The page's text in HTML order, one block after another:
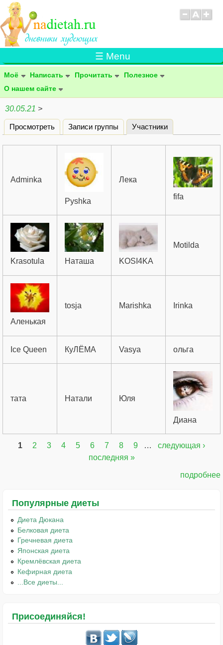
☰ Menu
Моё Написать Прочитать
Полезное
О нашем сайте
30.05.21 >
Главные вкладки
Просмотреть Записи группы Участники
Adminka
Pyshka
Лека
fifa
Krasotula Наташа KOSI4KA
Motilda
Аленькая
tosja Marishka Irinka
Ice Queen КуЛЁМА Vasya ольга
тата Натали Юля
Диана
1 2 3 4 5 6 7 8 9 …
следующая ›
последняя »
подробнее
Популярные диеты
Диета Дюкана
Белковая диета
Гречневая диета
Японская диета
Кремлёвская диета
Кефирная диета
...Все диеты...
Присоединяйся!